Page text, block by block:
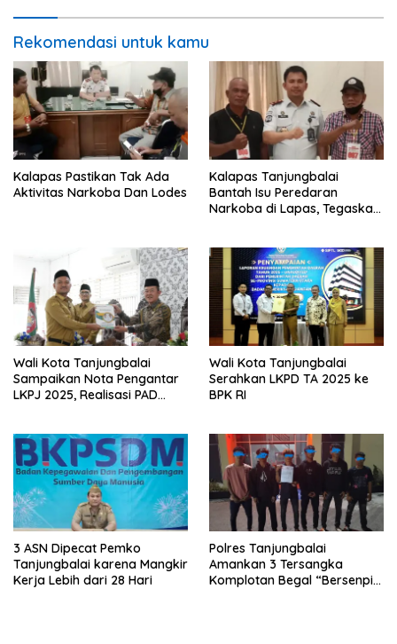
Rekomendasi untuk kamu
Kalapas Pastikan Tak Ada
Aktivitas Narkoba Dan Lodes
Kalapas Tanjungbalai
Bantah Isu Peredaran
Narkoba di Lapas, Tegaskan
Wali Kota Tanjungbalai
Sampaikan Nota Pengantar
LKPJ 2025, Realisasi PAD
Wali Kota Tanjungbalai
Serahkan LKPD TA 2025 ke
BPK RI
3 ASN Dipecat Pemko
Tanjungbalai karena Mangkir
Kerja Lebih dari 28 Hari
Polres Tanjungbalai
Amankan 3 Tersangka
Komplotan Begal “Bersenpi”,